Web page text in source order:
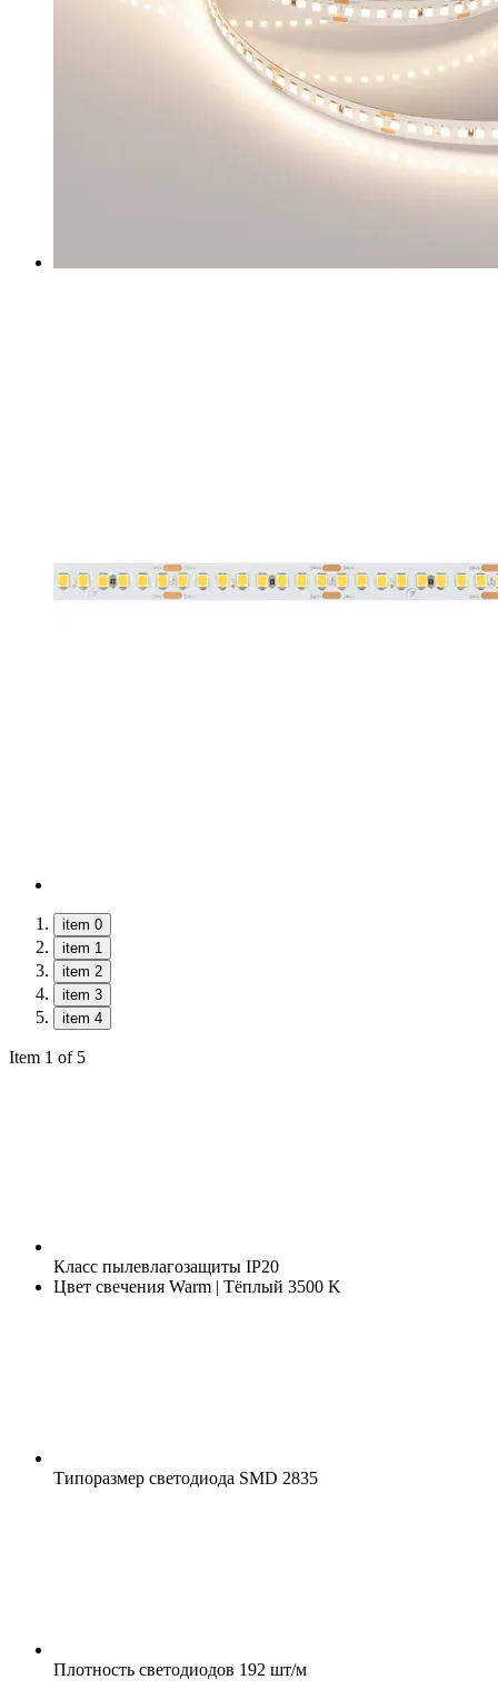
item 0
item 1
item 2
item 3
item 4
Item 1 of 5
Класс пылевлагозащиты IP20
Цвет свечения Warm | Тёплый 3500 K
Типоразмер светодиода SMD 2835
Плотность светодиодов 192 шт/м